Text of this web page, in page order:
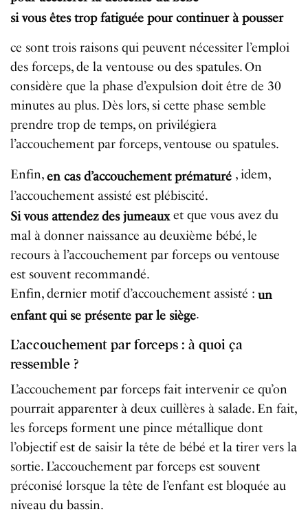
si vous êtes trop fatiguée pour continuer à pousser
ce sont trois raisons qui peuvent nécessiter l’emploi
des forceps, de la ventouse ou des spatules. On
considère que la phase d’expulsion doit être de 30
minutes au plus. Dès lors, si cette phase semble
prendre trop de temps, on privilégiera
l’accouchement par forceps, ventouse ou spatules.
Enfin,en cas d’accouchement prématuré , idem,
l’accouchement assisté est plébiscité.
Si vous attendez des jumeaux et que vous avez du
mal à donner naissance au deuxième bébé, le
recours à l’accouchement par forceps ou ventouse
est souvent recommandé.
Enfin, dernier motif d’accouchement assisté :un
enfant qui se présente par le siège.
L’accouchement par forceps : à quoi ça
ressemble ?
L’accouchement par forceps fait intervenir ce qu’on
pourrait apparenter à deux cuillères à salade. En fait,
les forceps forment une pince métallique dont
l’objectif est de saisir la tête de bébé et la tirer vers la
sortie. L’accouchement par forceps est souvent
préconisé lorsque la tête de l’enfant est bloquée au
niveau du bassin.